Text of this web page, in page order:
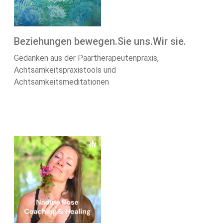
Beziehungen bewegen.Sie uns.Wir sie.
Gedanken aus der Paartherapeutenpraxis,
Achtsamkeitspraxistools und
Achtsamkeitsmeditationen